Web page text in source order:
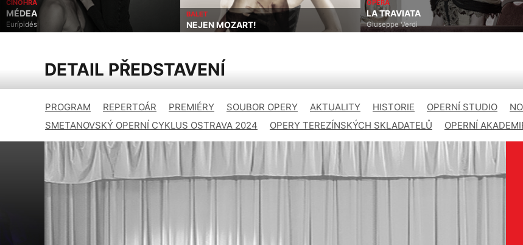
ČINOHRA
MÉDEA
Eurípidés
BALET
NEJEN MOZART!
OPERA
LA TRAVIATA
Giuseppe Verdi
DETAIL PŘEDSTAVENÍ
PROGRAM REPERTOÁR PREMIÉRY SOUBOR OPERY AKTUALITY HISTORIE OPERNÍ STUDIO
SMETANOVSKÝ OPERNÍ CYKLUS OSTRAVA 2024
OPERY TEREZÍNSKÝCH SKLADATELŮ OPERNÍ